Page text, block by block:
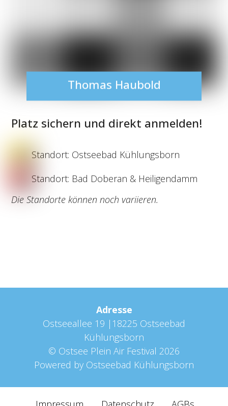
Thomas Haubold
Platz sichern und direkt anmelden!
Standort: Ostseebad Kühlungsborn
Standort: Bad Doberan & Heiligendamm
Die Standorte können noch variieren.
Adresse
Ostseeallee 19 |18225 Ostseebad
Kühlungsborn
© Ostsee Plein Air Festival 2026
Powered by Ostseebad Kühlungsborn